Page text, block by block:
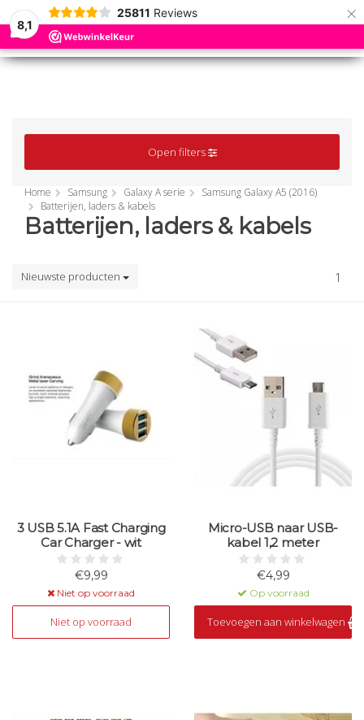
8,1
25811 Reviews ×
MENU
MENU
Open filters
Home Samsung Galaxy A serie
Samsung Galaxy A5 (2016)
Batterijen, laders & kabels
Batterijen, laders & kabels
Nieuwste producten 1
3 USB 5.1A Fast Charging
Car Charger - wit
€9,99
Niet op voorraad
Niet op voorraad
Micro-USB naar USB-
kabel 1,2 meter
€4,99
Op voorraad
Toevoegen aan winkelwagen